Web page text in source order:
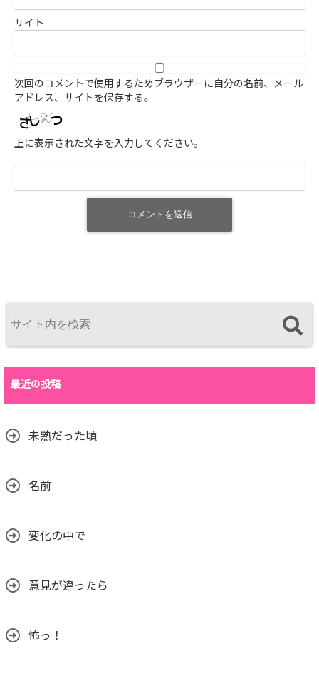
サイト
次回のコメントで使用するためブラウザーに自分の名前、メール
アドレス、サイトを保存する。
上に表示された文字を入力してください。
最近の投稿
未熟だった頃
名前
変化の中で
意見が違ったら
怖っ！